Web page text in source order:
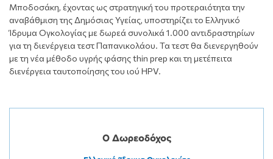
Μποδοσάκη, έχοντας ως στρατηγική του προτεραιότητα την
αναβάθμιση της Δημόσιας Υγείας, υποστηρίζει το Ελληνικό
Ίδρυμα Ογκολογίας με δωρεά συνολικά 1.000 αντιδραστηρίων
για τη διενέργεια τεστ Παπανικολάου. Τα τεστ θα διενεργηθούν
με τη νέα μέθοδο υγρής φάσης thin prep και τη μετέπειτα
διενέργεια ταυτοποίησης του ιού HPV.
Ο Δωρεοδόχος